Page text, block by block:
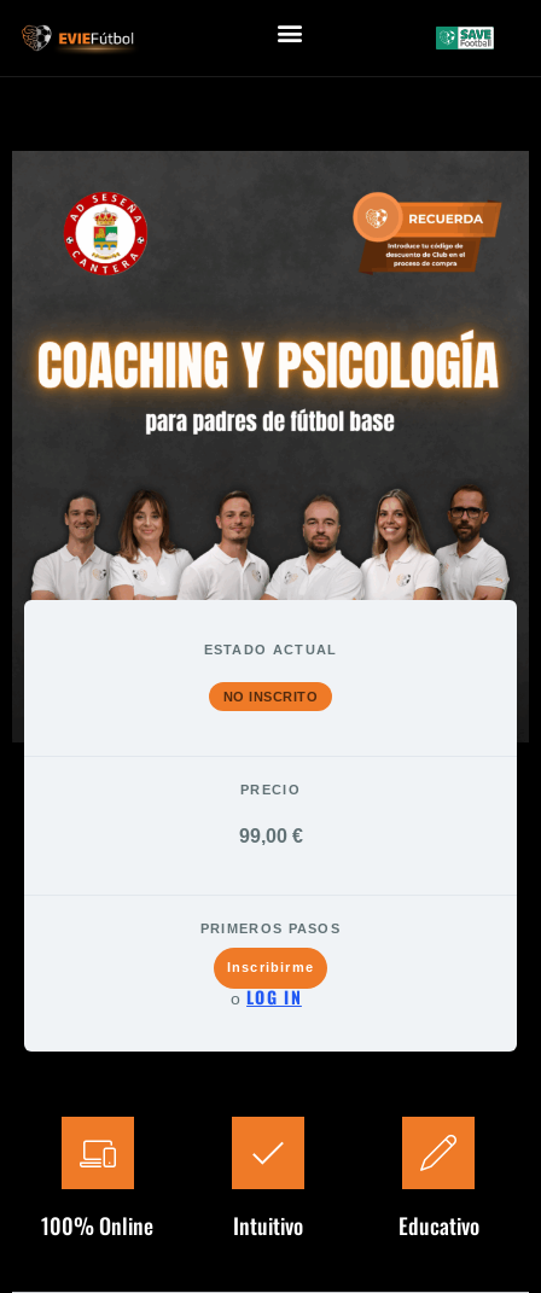
ESTADO ACTUAL
NO INSCRITO
PRECIO
99,00 €
PRIMEROS PASOS
Inscribirme
o LOG IN
100% Online Intuitivo Educativo